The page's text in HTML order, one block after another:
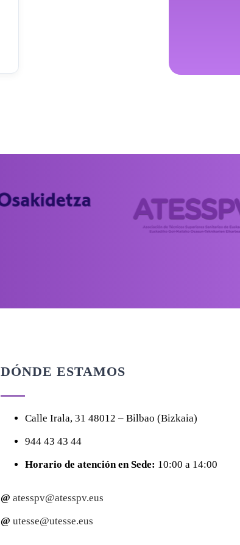
DÓNDE ESTAMOS
CalleIrala, 3148012 – Bilbao (Bizkaia)
944 43 43 44
Horario de atención en Sede: 10:00 a 14:00
@ atesspv@atesspv.eus
@ utesse@utesse.eus